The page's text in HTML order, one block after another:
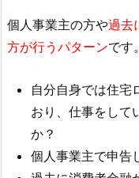
個人事業主の方や過去
方が行うパターンです。
自分自身では住宅
おり、仕事をして
か？
個人事業主で申告